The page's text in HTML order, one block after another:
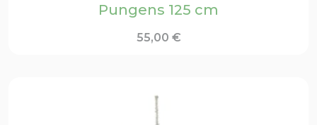
Pungens 125 cm
55,00 €